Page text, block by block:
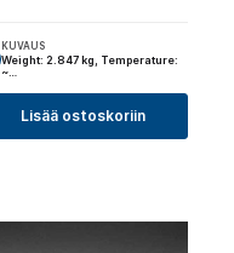
KUVAUS
Weight: 2.847 kg, Temperature:
~…
Lisää ostoskoriin